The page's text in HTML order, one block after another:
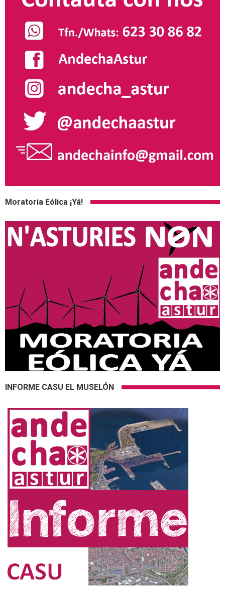
Moratoria Eólica ¡Yá!
INFORME CASU EL MUSELÓN